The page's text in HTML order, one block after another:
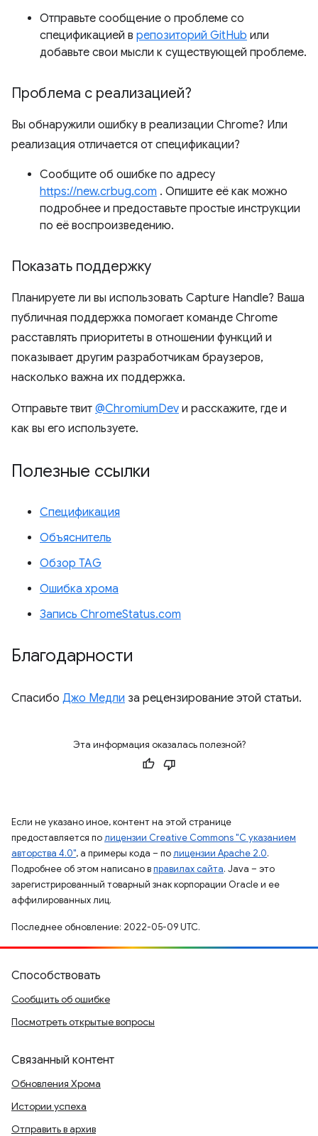
Отправьте сообщение о проблеме со
спецификацией в репозиторий GitHub или
добавьте свои мысли к существующей проблеме.
Проблема с реализацией?
Вы обнаружили ошибку в реализации Chrome? Или
реализация отличается от спецификации?
Сообщите об ошибке по адресу
https://new.crbug.com . Опишите её как можно
подробнее и предоставьте простые инструкции
по её воспроизведению.
Показать поддержку
Планируете ли вы использовать Capture Handle? Ваша
публичная поддержка помогает команде Chrome
расставлять приоритеты в отношении функций и
показывает другим разработчикам браузеров,
насколько важна их поддержка.
Отправьте твит @ChromiumDev и расскажите, где и
как вы его используете.
Полезные ссылки
Спецификация
Объяснитель
Обзор TAG
Ошибка хрома
Запись ChromeStatus.com
Благодарности
Спасибо Джо Медли за рецензирование этой статьи.
Эта информация оказалась полезной?
Если не указано иное, контент на этой странице
предоставляется полицензии Creative Commons "С указанием
авторства 4.0", а примеры кода – полицензии Apache 2.0.
Подробнее об этом написано вправилах сайта. Java – это
зарегистрированный товарный знак корпорации Oracle и ее
аффилированных лиц.
Последнее обновление: 2022-05-09 UTC.
Способствовать
Сообщить об ошибке
Посмотреть открытые вопросы
Связанный контент
Обновления Хрома
Истории успеха
Отправить в архив